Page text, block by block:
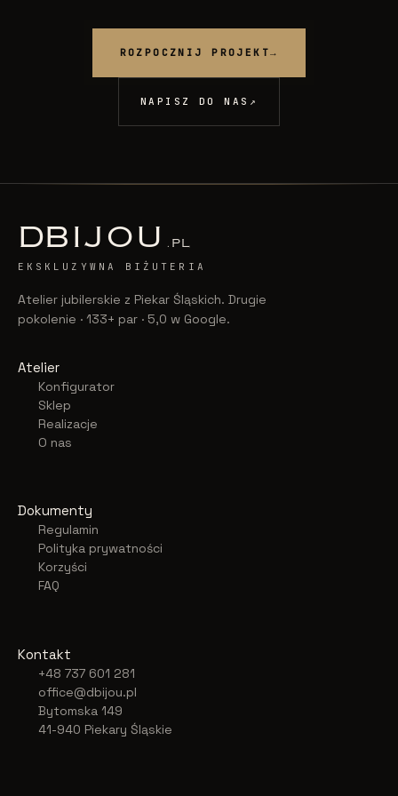
ROZPOCZNIJ PROJEKT→
NAPISZ DO NAS ↗
DBIJOU .PL
EKSKLUZYWNA BIŻUTERIA
Atelier jubilerskie z Piekar Śląskich. Drugie
pokolenie · 133+ par · 5,0 w Google.
Atelier
Konfigurator
Sklep
Realizacje
O nas
Dokumenty
Regulamin
Polityka prywatności
Korzyści
FAQ
Kontakt
+48 737 601 281
office@dbijou.pl
Bytomska 149
41-940 Piekary Śląskie